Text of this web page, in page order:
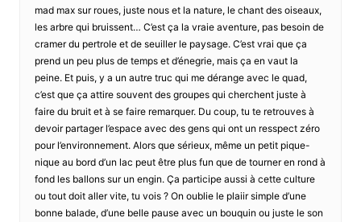
mad max sur roues, juste nous et la nature, le chant des oiseaux,
les arbre qui bruissent… C’est ça la vraie aventure, pas besoin de
cramer du pertrole et de seuiller le paysage. C’est vrai que ça
prend un peu plus de temps et d’énegrie, mais ça en vaut la
peine. Et puis, y a un autre truc qui me dérange avec le quad,
c’est que ça attire souvent des groupes qui cherchent juste à
faire du bruit et à se faire remarquer. Du coup, tu te retrouves à
devoir partager l’espace avec des gens qui ont un resspect zéro
pour l’environnement. Alors que sérieux, même un petit pique-
nique au bord d’un lac peut être plus fun que de tourner en rond à
fond les ballons sur un engin. Ça participe aussi à cette culture
ou tout doit aller vite, tu vois ? On oublie le plaiir simple d’une
bonne balade, d’une belle pause avec un bouquin ou juste le son